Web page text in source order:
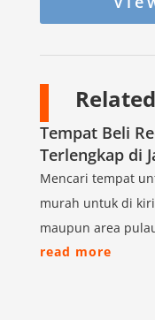
Tempat Beli
Terlengkap di
Mencari tempat
murah untuk di
maupun area
read more